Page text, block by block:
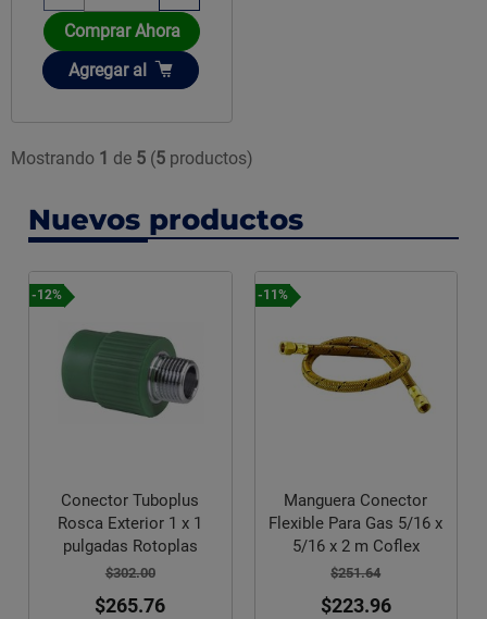
Comprar Ahora
Añadir
Agregar al
Mostrando 1 de 5 (5 productos)
Nuevos productos
-12%
Conector Tuboplus
Rosca Exterior 1 x 1
pulgadas Rotoplas
$302.00
$265.76
-11%
Manguera Conector
Flexible Para Gas 5/16 x
5/16 x 2 m Coflex
$251.64
$223.96